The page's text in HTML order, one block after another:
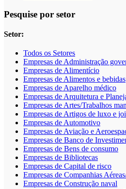
Pesquise por setor
Setor:
Todos os Setores
Empresas de Administração
Empresas de Alimentício
Empresas de Alimentos e bebidas
Empresas de Aparelho médico
Empresas de Arquitetura e
Empresas de Artes/Trabalhos
Empresas de Artigos de luxo e
Empresas de Automotivo
Empresas de Aviação e
Empresas de Banco de
Empresas de Bens de consumo
Empresas de Bibliotecas
Empresas de Capital de risco
Empresas de Companhias
Empresas de Construção naval